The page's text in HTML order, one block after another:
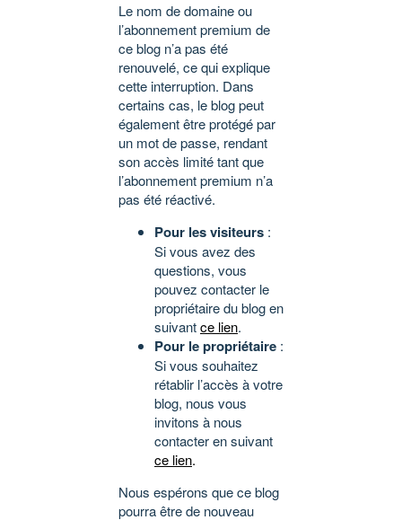
Le nom de domaine ou
l’abonnement premium de
ce blog n’a pas été
renouvelé, ce qui explique
cette interruption. Dans
certains cas, le blog peut
également être protégé par
un mot de passe, rendant
son accès limité tant que
l’abonnement premium n’a
pas été réactivé.
Pour les visiteurs :
Si vous avez des
questions, vous
pouvez contacter le
propriétaire du blog en
suivantce lien.
Pour le propriétaire :
Si vous souhaitez
rétablir l’accès à votre
blog, nous vous
invitons à nous
contacter en suivant
ce lien.
Nous espérons que ce blog
pourra être de nouveau